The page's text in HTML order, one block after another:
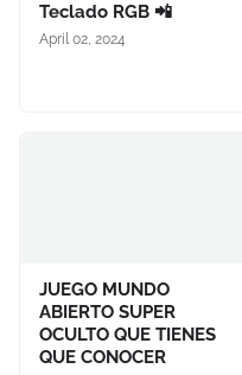
Teclado RGB 📲
April 02, 2024
JUEGO MUNDO
ABIERTO SUPER
OCULTO QUE TIENES
QUE CONOCER